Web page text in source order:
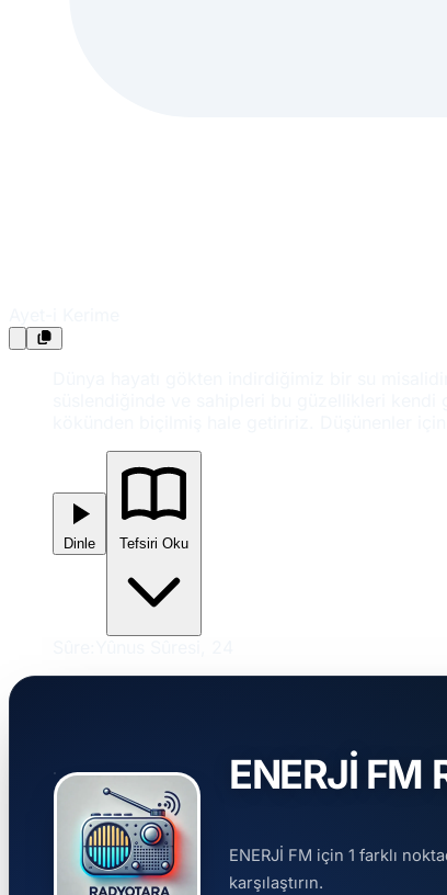
Dinle
ENERJİ
ENERJİ FM için 1 farklı
karşılaştırın.